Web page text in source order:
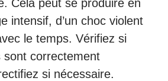
Cela peut se produire en
intensif, d’un choc violent
le temps. Vérifiez si
sont correctement
si nécessaire.